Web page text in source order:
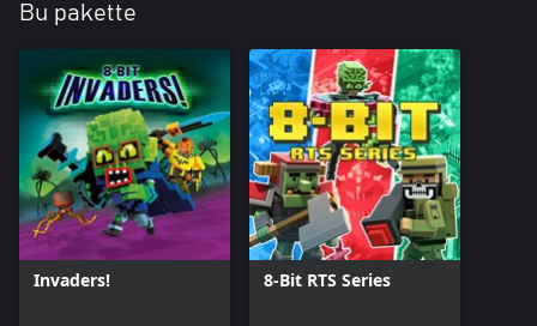
Bu pakette
Invaders! 8-Bit RTS Series